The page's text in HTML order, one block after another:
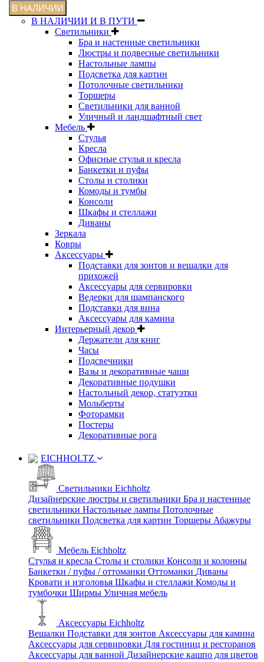
В НАЛИЧИИ
В НАЛИЧИИ И В ПУТИ
Светильники
Бра и настенные светильники
Люстры и подвесные светильники
Настольные лампы
Подсветка для картин
Потолочные светильники
Торшеры
Светильники для ванной
Уличный и ландшафтный свет
Мебель
Стулья
Кресла
Офисные стулья и кресла
Банкетки и пуфы
Столы и столики
Комоды и тумбы
Консоли
Шкафы и стеллажи
Диваны
Зеркала
Ковры
Аксессуары
Подставки для зонтов и вешалки для
прихожей
Аксессуары для сервировки
Ведерки для шампанского
Подставки для вина
Аксессуары для камина
Интерьерный декор
Держатели для книг
Часы
Подсвечники
Вазы и декоративные чаши
Декоративные подушки
Настольный декор, статуэтки
Мольберты
Фоторамки
Постеры
Декоративные рога
EICHHOLTZ
Светильники Eichholtz
Дизайнерские люстры и светильники Бра и настенные
светильники Настольные лампы Потолочные
светильники Подсветка для картин Торшеры Абажуры
Мебель Eichholtz
Стулья и кресла Столы и столики Консоли и колонны
Банкетки / пуфы / оттоманки Оттоманки Диваны
Кровати и изголовья Шкафы и стеллажи Комоды и
тумбочки Ширмы Уличная мебель
Аксессуары Eichholtz
Вешалки Подставки для зонтов Аксессуары для камина
Аксессуары для сервировки Для гостиниц и ресторанов
Аксессуары для ванной Дизайнерские кашпо для цветов